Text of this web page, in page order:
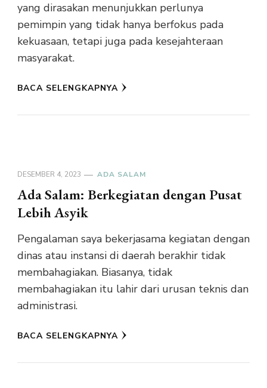
yang dirasakan menunjukkan perlunya
pemimpin yang tidak hanya berfokus pada
kekuasaan, tetapi juga pada kesejahteraan
masyarakat.
BACA SELENGKAPNYA
DESEMBER 4, 2023 ADA SALAM
Ada Salam: Berkegiatan dengan Pusat
Lebih Asyik
Pengalaman saya bekerjasama kegiatan dengan
dinas atau instansi di daerah berakhir tidak
membahagiakan. Biasanya, tidak
membahagiakan itu lahir dari urusan teknis dan
administrasi.
BACA SELENGKAPNYA